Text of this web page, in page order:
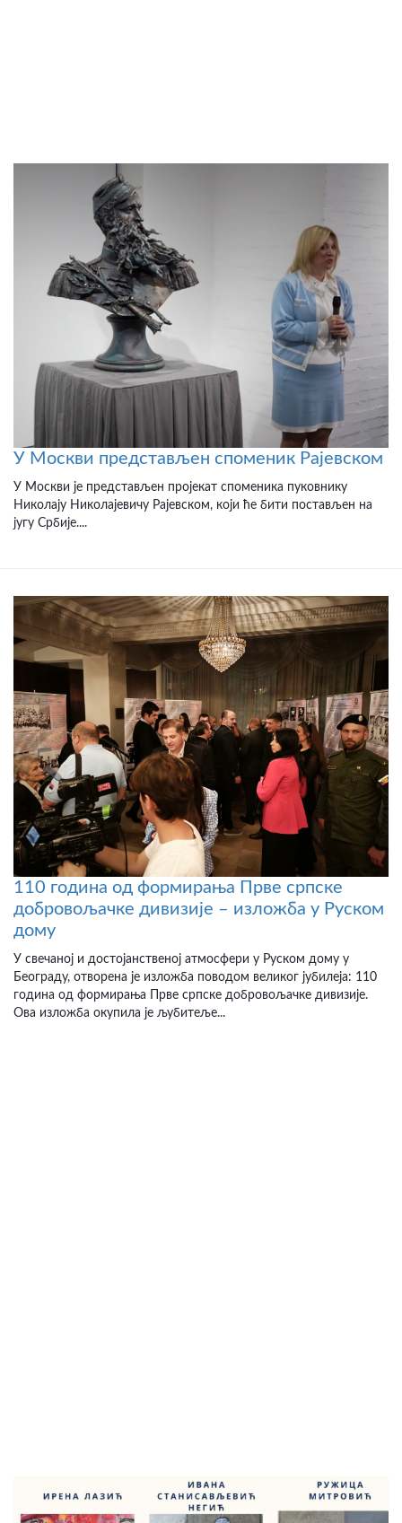
У Москви представљен споменик Рајевском
У Москви је представљен пројекат споменика пуковнику
Николају Николајевичу Рајевском, који ће бити постављен на
југу Србије....
110 година од формирања Прве српске
добровољачке дивизије – изложба у Руском
дому
У свечаној и достојанственој атмосфери у Руском дому у
Београду, отворена је изложба поводом великог јубилеја: 110
година од формирања Прве српске добровољачке дивизије.
Ова изложба окупила је љубитеље...